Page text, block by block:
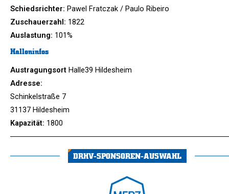
Schiedsrichter: Pawel Fratczak / Paulo Ribeiro
Zuschauerzahl: 1822
Auslastung: 101%
Halleninfos
Austragungsort Halle39 Hildesheim
Adresse:
Schinkelstraße 7
31137 Hildesheim
Kapazität: 1800
DRHV-SPONSOREN-AUSWAHL